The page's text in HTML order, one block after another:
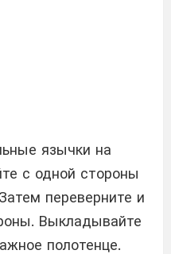
язычки на
с одной стороны
переверните и
Выкладывайте
полотенце.